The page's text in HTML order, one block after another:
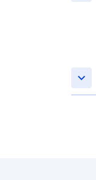
keyboard_arrow_down